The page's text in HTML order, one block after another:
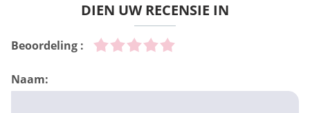
DIEN UW RECENSIE IN
Beoordeling :
Naam: